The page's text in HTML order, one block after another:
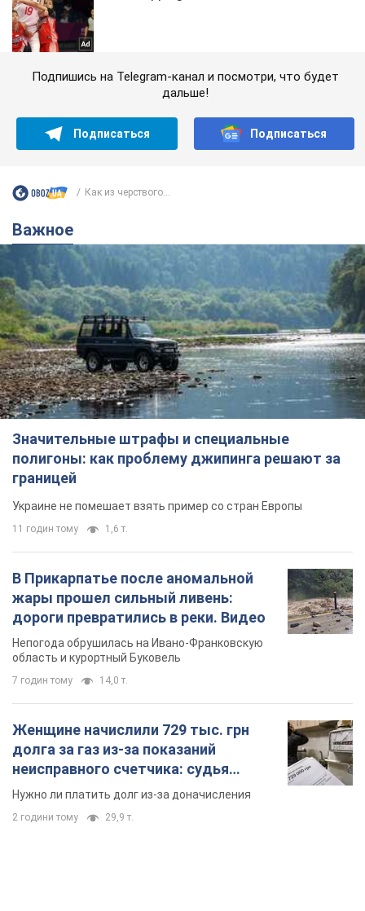
Подпишись на Telegram-канал и посмотри, что будет
дальше!
Подписаться Подписаться
Как из черствого...
Важное
Значительные штрафы и специальные
полигоны: как проблему джипинга решают за
границей
Украине не помешает взять пример со стран Европы
11 годин тому 1,6 т.
В Прикарпатье после аномальной
жары прошел сильный ливень:
дороги превратились в реки. Видео
Непогода обрушилась на Ивано-Франковскую
область и курортный Буковель
7 годин тому 14,0 т.
Женщине начислили 729 тыс. грн
долга за газ из-за показаний
неисправного счетчика: судья
вынес неожиданное решение
Нужно ли платить долг из-за доначисления
2 години тому 29,9 т.